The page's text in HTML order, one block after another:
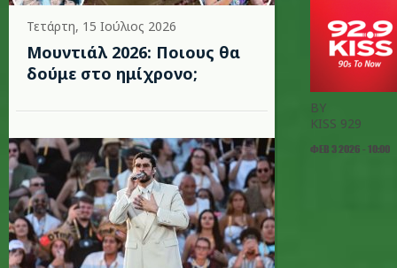
Τετάρτη, 15 Ιούλιος 2026
Μουντιάλ 2026: Ποιους θα
δούμε στο ημίχρονο;
BY
KISS 929
ΦΕΒ 3 2026 - 10:00